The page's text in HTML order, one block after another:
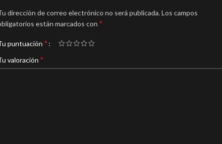
dirección de correo electrónico no será publicada.Los campos
están marcados con *
puntuación *
valoración *